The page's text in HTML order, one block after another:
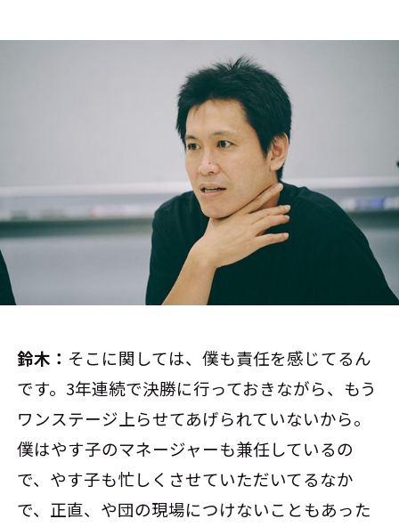
鈴木： そこに関しては、僕も責任を感じてるん
です。3年連続で決勝に行っておきながら、もう
ワンステージ上らせてあげられていないから。
僕はやす子のマネージャーも兼任しているの
で、やす子も忙しくさせていただいてるなか
で、正直、や団の現場につけないこともあった